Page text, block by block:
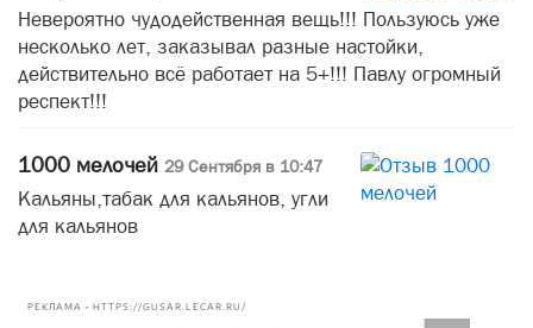
Невероятно чудодейственная вещь!!! Пользуюсь уже
несколько лет, заказывал разные настойки,
действительно всё работает на 5+!!! Павлу огромный
респект!!!
1000 мелочей 29 Сентября в 10:47
Кальяны,табак для кальянов, угли
для кальянов
РЕКЛАМА • HTTPS://GUSAR.LECAR.RU/